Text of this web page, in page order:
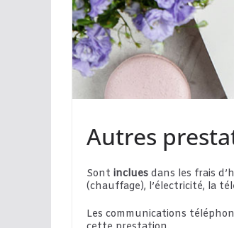
Autres
Sont inclues dans les frais
(chauffage), l’électricité, la
Les communications